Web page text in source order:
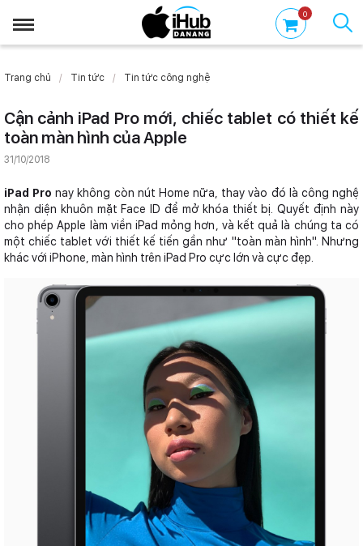
0
Trang chủ Tin tức Tin tức công nghệ
Cận cảnh iPad Pro mới, chiếc tablet có thiết kế
toàn màn hình của Apple
31/10/2018
iPad Pro nay không còn nút Home nữa, thay vào đó là công nghệ
nhận diện khuôn mặt Face ID để mở khóa thiết bị. Quyết định này
cho phép Apple làm viền iPad mỏng hơn, và kết quả là chúng ta có
một chiếc tablet với thiết kế tiến gần như "toàn màn hình". Nhưng
khác với iPhone, màn hình trên iPad Pro cực lớn và cực đẹp.